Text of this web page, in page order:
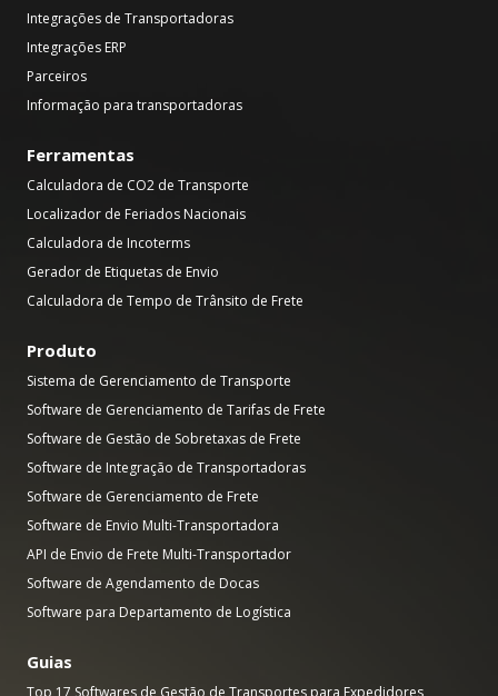
Integrações de Transportadoras
Integrações ERP
Parceiros
Informação para transportadoras
Ferramentas
Calculadora de CO2 de Transporte
Localizador de Feriados Nacionais
Calculadora de Incoterms
Gerador de Etiquetas de Envio
Calculadora de Tempo de Trânsito de Frete
Produto
Sistema de Gerenciamento de Transporte
Software de Gerenciamento de Tarifas de Frete
Software de Gestão de Sobretaxas de Frete
Software de Integração de Transportadoras
Software de Gerenciamento de Frete
Software de Envio Multi-Transportadora
API de Envio de Frete Multi-Transportador
Software de Agendamento de Docas
Software para Departamento de Logística
Guias
Top 17 Softwares de Gestão de Transportes para Expedidores